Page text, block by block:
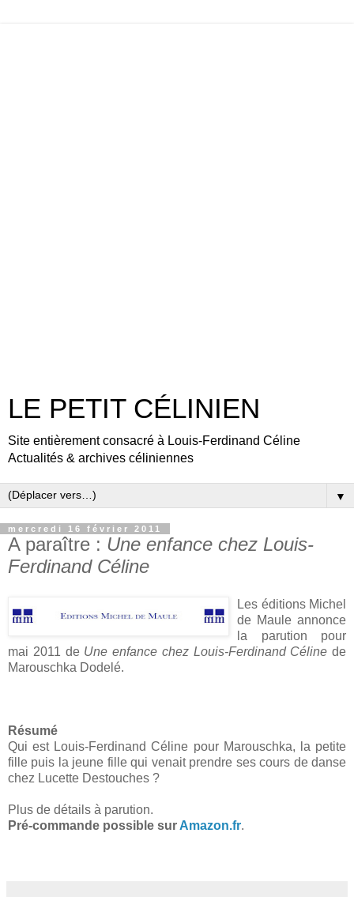
LE PETIT CÉLINIEN
Site entièrement consacré à Louis-Ferdinand Céline
Actualités & archives céliniennes
▼
mercredi 16 février 2011
A paraître : Une enfance chez Louis-
Ferdinand Céline
Les éditions Michel
de Maule annonce
la parution pour
mai 2011 de Une enfance chez Louis-Ferdinand Céline de
Marouschka Dodelé.
Résumé
Qui est Louis-Ferdinand Céline pour Marouschka, la petite
fille puis la jeune fille qui venait prendre ses cours de danse
chez Lucette Destouches ?
Plus de détails à parution.
Pré-commande possible sur Amazon.fr.